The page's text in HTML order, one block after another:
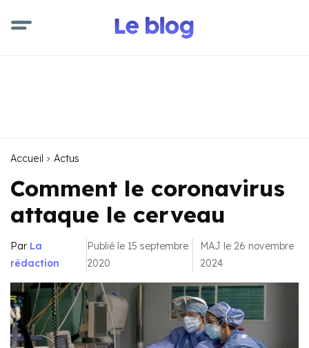
Accueil Actus
Comment le coronavirus
attaque le cerveau
Par La
rédaction
Publié le 15 septembre
2020
MAJ le 26 novembre
2024